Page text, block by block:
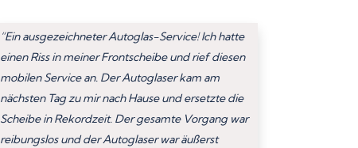
“Ein ausgezeichneter Autoglas-Service! Ich hatte
einen Riss in meiner Frontscheibe und rief diesen
mobilen Service an. Der Autoglaser kam am
nächsten Tag zu mir nach Hause und ersetzte die
Scheibe in Rekordzeit. Der gesamte Vorgang war
reibungslos und der Autoglaser war äußerst